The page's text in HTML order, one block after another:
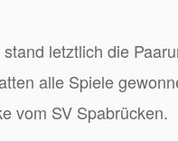
letztlich die
alle Spiele
vom SV Spabrücken.